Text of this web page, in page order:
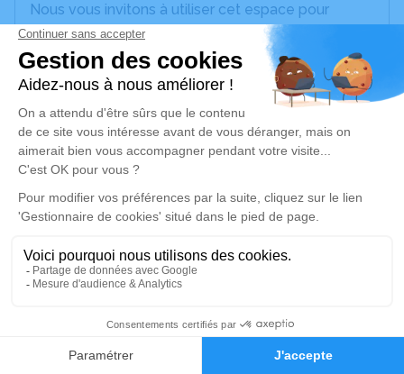
Faire-part Hommages
Nous vous invitons à utiliser cet espace pour
laisser vos condoléances, partager des photos
souvenirs, une anecdote ou exprimer vos pensées
à travers des poèmes ou des textes. Cet endroit
est un lieu d'expression dédié à honorer la
mémoire d’Alfreda MAGNIER.
Un service de plantation d’arbre hommage est
disponible ici
Cérémonie religieuse
Information indisponible